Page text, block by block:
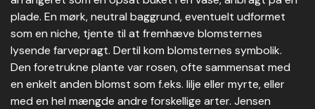
plade. En mørk, neutral baggrund, eventuelt udformet
som en niche, tjente til at fremhæve blomsternes
lysende farvepragt. Dertil kom blomsternes symbolik.
Den foretrukne plante var rosen, ofte sammensat med
en enkelt anden blomst som f.eks. lilje eller myrte, eller
med en hel mængde andre forskellige arter. Jensen